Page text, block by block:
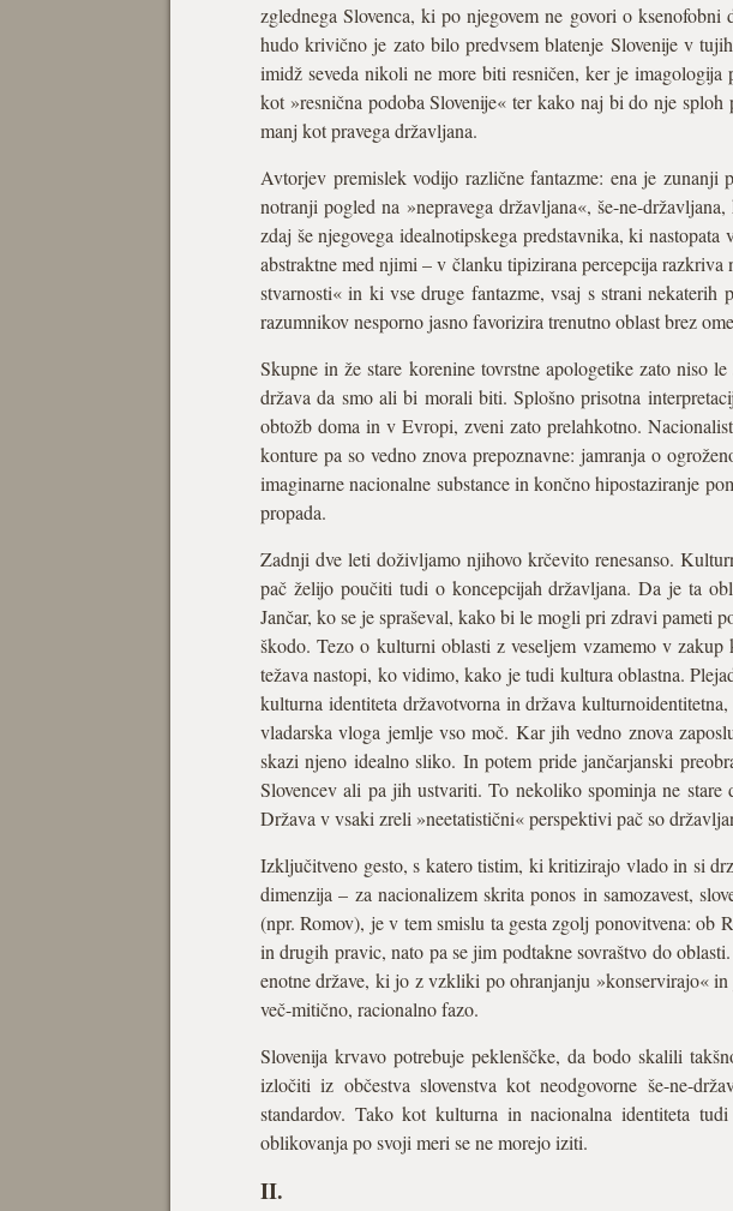
zglednega Slovenca, ki po njegovem ne govori o
hudo krivično je zato bilo predvsem blatenje Slovenije v
imidž seveda nikoli ne more biti resničen, ker je imagologija
kot »resnična podoba Slovenije« ter kako naj bi do nje
manj kot pravega državljana.
Avtorjev premislek vodijo različne fantazme: ena je zunanji
notranji pogled na »nepravega državljana«, še-ne-
zdaj še njegovega idealnotipskega predstavnika, ki
abstraktne med njimi – v članku tipizirana percepcija
stvarnosti« in ki vse druge fantazme, vsaj s strani
razumnikov nesporno jasno favorizira trenutno oblast brez
Skupne in že stare korenine tovrstne apologetike zato niso
država da smo ali bi morali biti. Splošno prisotna
obtožb doma in v Evropi, zveni zato prelahkotno.
konture pa so vedno znova prepoznavne: jamranja o
imaginarne nacionalne substance in končno hipostaziranje
propada.
Zadnji dve leti doživljamo njihovo krčevito renesanso.
pač želijo poučiti tudi o koncepcijah državljana. Da je ta
Jančar, ko se je spraševal, kako bi le mogli pri zdravi
škodo. Tezo o kulturni oblasti z veseljem vzamemo v
težava nastopi, ko vidimo, kako je tudi kultura oblastna.
kulturna identiteta državotvorna in država
vladarska vloga jemlje vso moč. Kar jih vedno znova
skazi njeno idealno sliko. In potem pride jančarjanski
Slovencev ali pa jih ustvariti. To nekoliko spominja ne
Država v vsaki zreli »neetatistični« perspektivi pač so
Izključitveno gesto, s katero tistim, ki kritizirajo vlado in si
dimenzija – za nacionalizem skrita ponos in samozavest,
(npr. Romov), je v tem smislu ta gesta zgolj ponovitvena: ob
in drugih pravic, nato pa se jim podtakne sovraštvo do
enotne države, ki jo z vzkliki po ohranjanju »konservirajo«
več-mitično, racionalno fazo.
Slovenija krvavo potrebuje peklenščke, da bodo skalili
izločiti iz občestva slovenstva kot neodgovorne še-ne-
standardov. Tako kot kulturna in nacionalna identiteta
oblikovanja po svoji meri se ne morejo iziti.
II.